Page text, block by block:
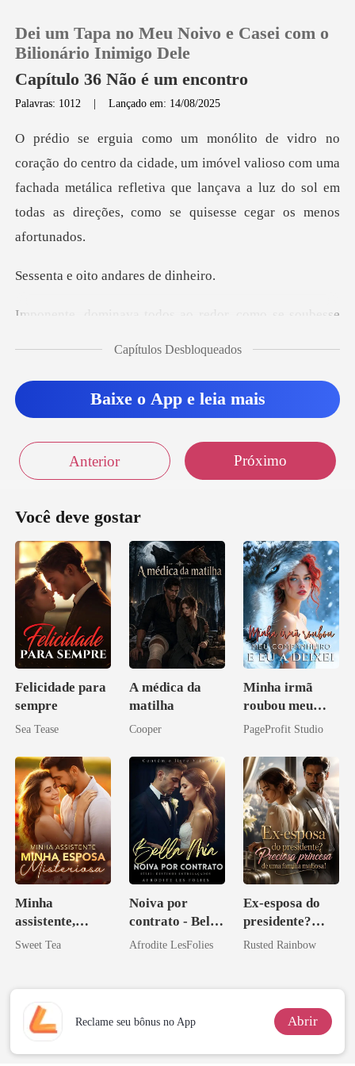
Loja
Histórico
Dei um Tapa no Meu Noivo e Casei com o
Bilionário Inimigo Dele
Capítulo 36 Não é um encontro
Palavras: 1012 |Lançado em: 14/08/2025
de, um imóvel valioso com uma
fachada metálica refletiva que lançava a lu
ito andares
redor, como se soubesse
Capítulos Desbloqueados
Baixe o App e leia mais
Anterior Próximo
Você deve gostar
Felicidade para
sempre
Sea Tease
A médica da
matilha
Cooper
Minha irmã
roubou meu
companheiro e
PageProfit Studio
Minha
assistente,
minha esposa
Sweet Tea
Noiva por
contrato - Bella
Mia
Afrodite LesFolies
Ex-esposa do
presidente?
Preciosa
mafiosa!
Rusted Rainbow
Reclame seu bônus no App Abrir